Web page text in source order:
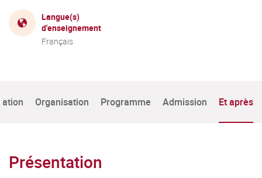
Langue(s)
d'enseignement
Français
Organisation Programme Admission Et après
Présentation